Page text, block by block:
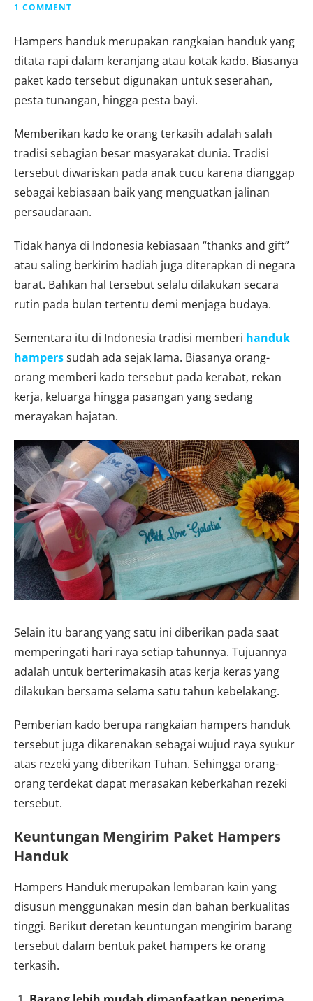
1 COMMENT
Hampers handuk merupakan rangkaian handuk yang
ditata rapi dalam keranjang atau kotak kado. Biasanya
paket kado tersebut digunakan untuk seserahan,
pesta tunangan, hingga pesta bayi.
Memberikan kado ke orang terkasih adalah salah
tradisi sebagian besar masyarakat dunia. Tradisi
tersebut diwariskan pada anak cucu karena dianggap
sebagai kebiasaan baik yang menguatkan jalinan
persaudaraan.
Tidak hanya di Indonesia kebiasaan “thanks and gift”
atau saling berkirim hadiah juga diterapkan di negara
barat. Bahkan hal tersebut selalu dilakukan secara
rutin pada bulan tertentu demi menjaga budaya.
Sementara itu di Indonesia tradisi memberi handuk
hamperssudah ada sejak lama. Biasanya orang-
orang memberi kado tersebut pada kerabat, rekan
kerja, keluarga hingga pasangan yang sedang
merayakan hajatan.
Selain itu barang yang satu ini diberikan pada saat
memperingati hari raya setiap tahunnya. Tujuannya
adalah untuk berterimakasih atas kerja keras yang
dilakukan bersama selama satu tahun kebelakang.
Pemberian kado berupa rangkaian hampers handuk
tersebut juga dikarenakan sebagai wujud raya syukur
atas rezeki yang diberikan Tuhan. Sehingga orang-
orang terdekat dapat merasakan keberkahan rezeki
tersebut.
Keuntungan Mengirim Paket Hampers
Handuk
Hampers Handuk merupakan lembaran kain yang
disusun menggunakan mesin dan bahan berkualitas
tinggi. Berikut deretan keuntungan mengirim barang
tersebut dalam bentuk paket hampers ke orang
terkasih.